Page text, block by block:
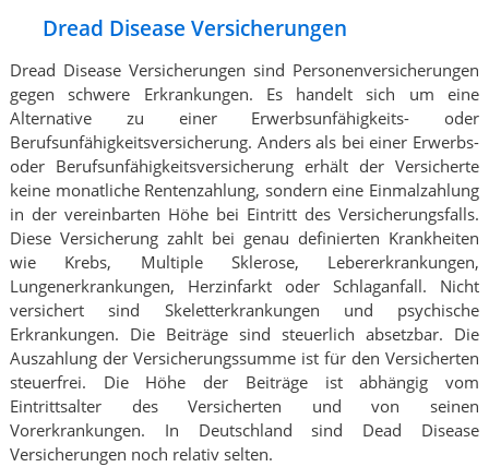
Dread Disease Versicherungen
Dread Disease Versicherungen sind Personenversicherungen
gegen schwere Erkrankungen. Es handelt sich um eine
Alternative zu einer Erwerbsunfähigkeits- oder
Berufsunfähigkeitsversicherung. Anders als bei einer Erwerbs-
oder Berufsunfähigkeitsversicherung erhält der Versicherte
keine monatliche Rentenzahlung, sondern eine Einmalzahlung
in der vereinbarten Höhe bei Eintritt des Versicherungsfalls.
Diese Versicherung zahlt bei genau definierten Krankheiten
wie Krebs, Multiple Sklerose, Lebererkrankungen,
Lungenerkrankungen, Herzinfarkt oder Schlaganfall. Nicht
versichert sind Skeletterkrankungen und psychische
Erkrankungen. Die Beiträge sind steuerlich absetzbar. Die
Auszahlung der Versicherungssumme ist für den Versicherten
steuerfrei. Die Höhe der Beiträge ist abhängig vom
Eintrittsalter des Versicherten und von seinen
Vorerkrankungen. In Deutschland sind Dead Disease
Versicherungen noch relativ selten.